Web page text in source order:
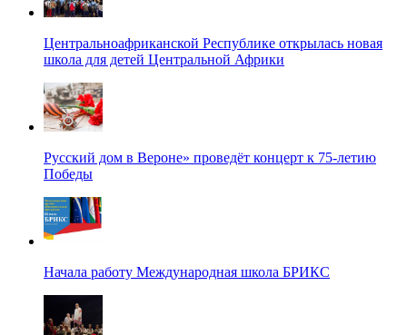
Центральноафриканской Республике открылась новая
школа для детей Центральной Африки
Русский дом в Вероне» проведёт концерт к 75-летию
Победы
Начала работу Международная школа БРИКС